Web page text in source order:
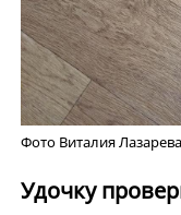
Фото Виталия Лазарева
Удочку